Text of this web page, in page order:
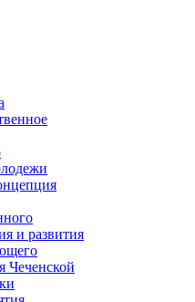
и развития
Чеченской